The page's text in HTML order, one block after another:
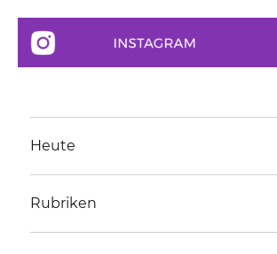
Heute
Rubriken